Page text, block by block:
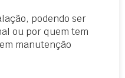
podendo ser
ou por quem tem
manutenção